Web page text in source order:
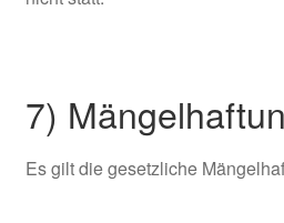
7)
Es gilt die gesetzliche